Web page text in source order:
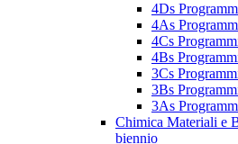
4Ds
4As
4Cs
4Bs
3Cs
3Bs
3As
Chimica Materiali e
biennio